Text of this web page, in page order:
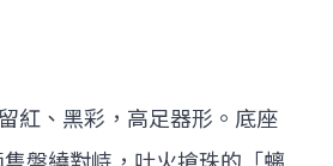
紅、黑彩，高足器形。底座